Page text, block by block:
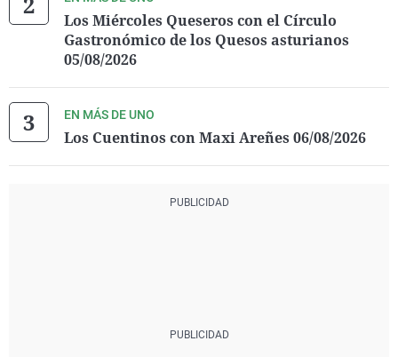
Los Miércoles Queseros con el Círculo
Gastronómico de los Quesos asturianos
05/08/2026
EN MÁS DE UNO
Los Cuentinos con Maxi Areñes 06/08/2026